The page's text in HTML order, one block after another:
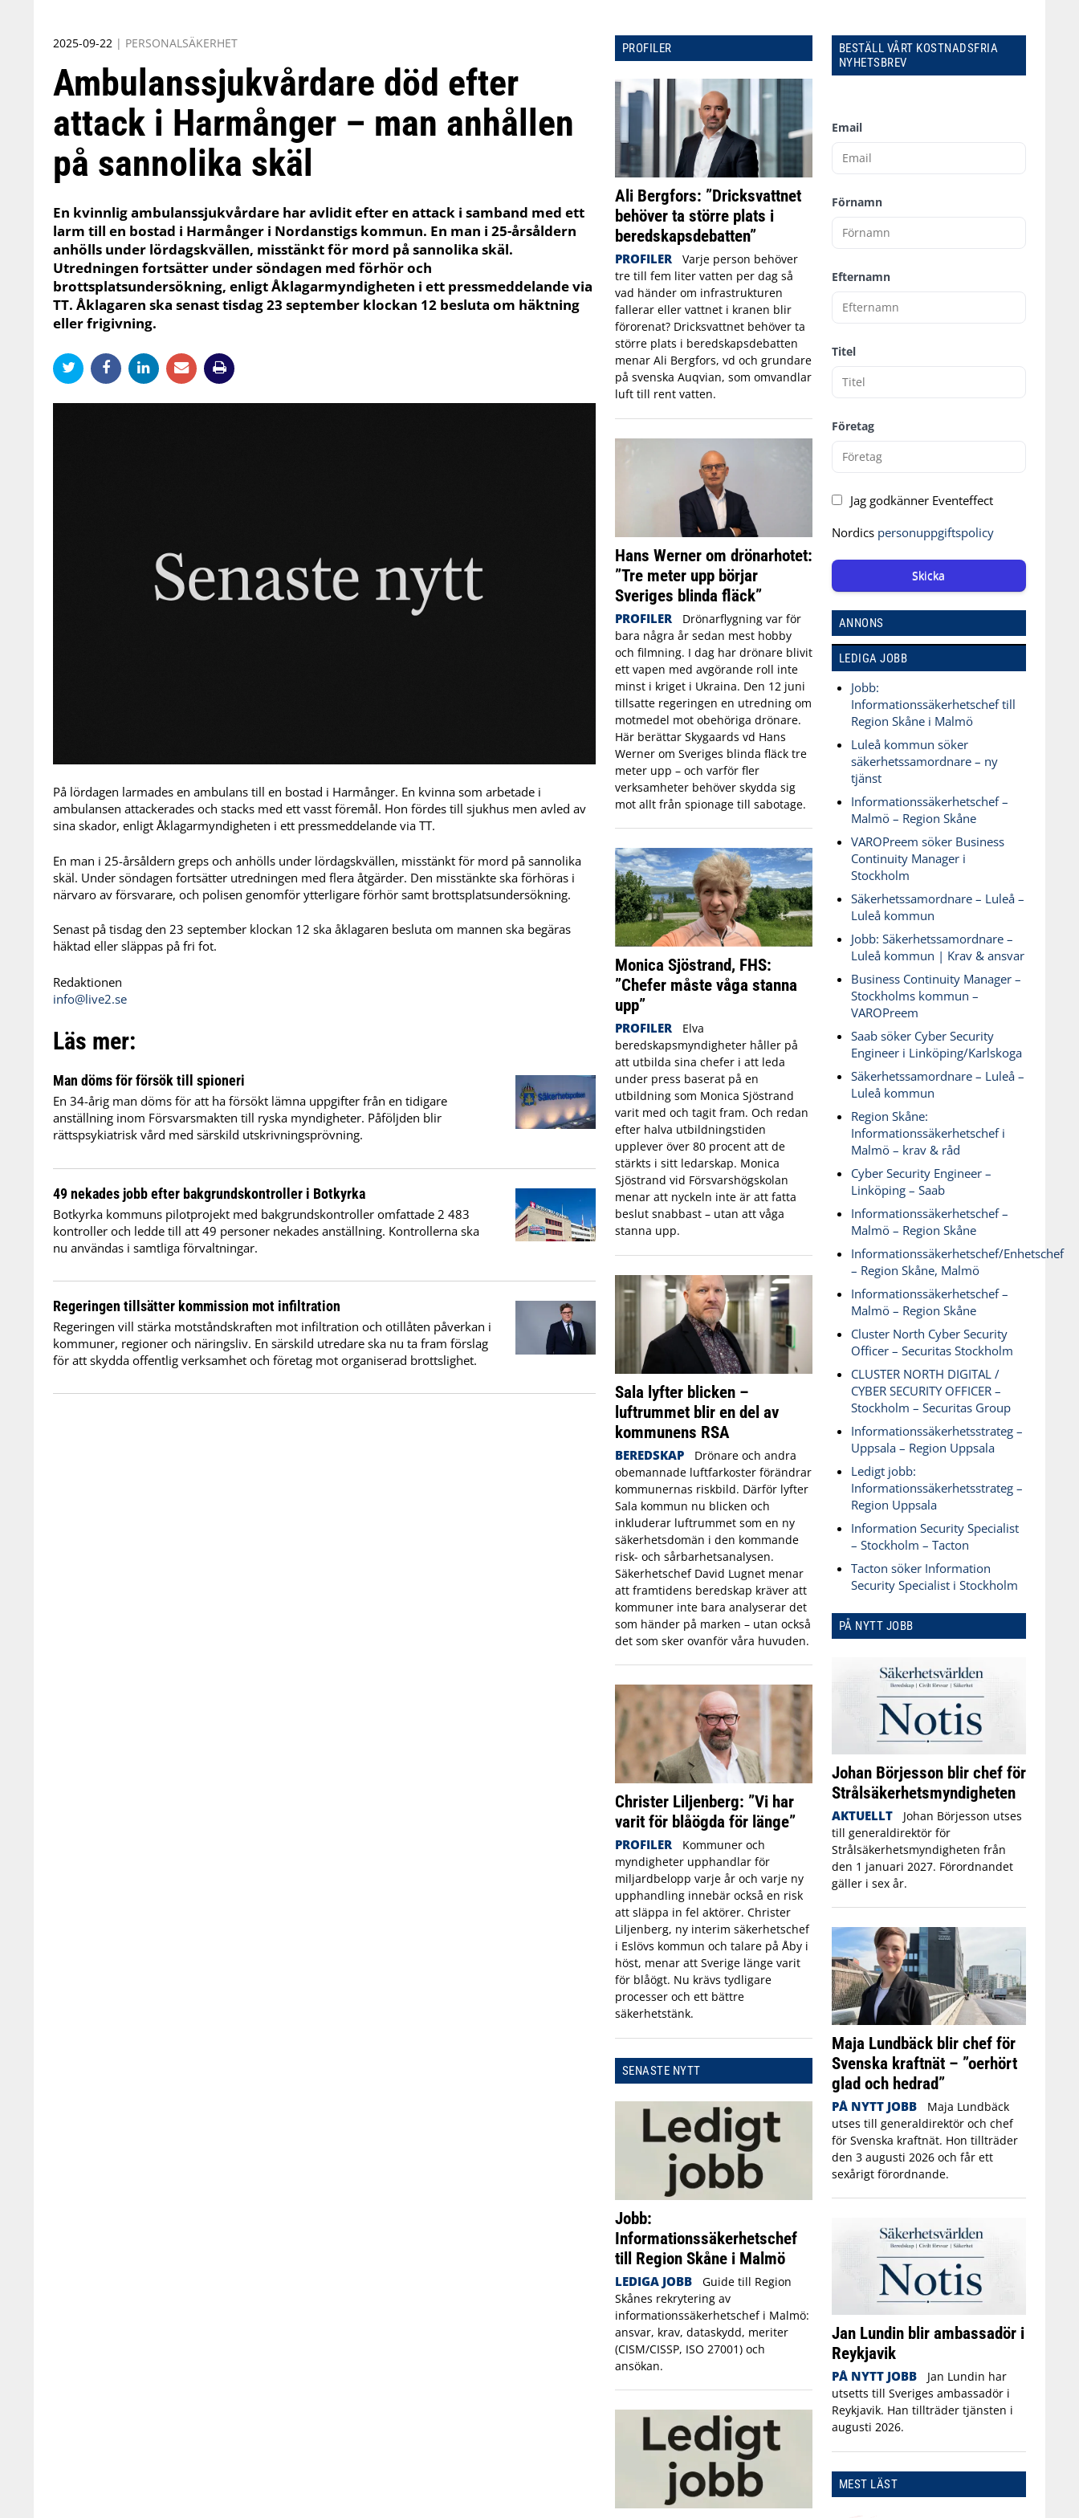
2025-09-22 | PERSONALSÄKERHET
Ambulanssjukvårdare död efter
attack i Harmånger – man anhållen
på sannolika skäl
En kvinnlig ambulanssjukvårdare har avlidit efter en attack i samband med ett
larm till en bostad i Harmånger i Nordanstigs kommun. En man i 25-årsåldern
anhölls under lördagskvällen, misstänkt för mord på sannolika skäl.
Utredningen fortsätter under söndagen med förhör och
brottsplatsundersökning, enligt Åklagarmyndigheten i ett pressmeddelande via
TT. Åklagaren ska senast tisdag 23 september klockan 12 besluta om häktning
eller frigivning.
På lördagen larmades en ambulans till en bostad i Harmånger. En kvinna som arbetade i
ambulansen attackerades och stacks med ett vasst föremål. Hon fördes till sjukhus men avled av
sina skador, enligt Åklagarmyndigheten i ett pressmeddelande via TT.
En man i 25-årsåldern greps och anhölls under lördagskvällen, misstänkt för mord på sannolika
skäl. Under söndagen fortsätter utredningen med flera åtgärder. Den misstänkte ska förhöras i
närvaro av försvarare, och polisen genomför ytterligare förhör samt brottsplatsundersökning.
Senast på tisdag den 23 september klockan 12 ska åklagaren besluta om mannen ska begäras
häktad eller släppas på fri fot.
Redaktionen
info@live2.se
Läs mer:
Man döms för försök till spioneri
En 34-årig man döms för att ha försökt lämna uppgifter från en tidigare
anställning inom Försvarsmakten till ryska myndigheter. Påföljden blir
rättspsykiatrisk vård med särskild utskrivningsprövning.
49 nekades jobb efter bakgrundskontroller i Botkyrka
Botkyrka kommuns pilotprojekt med bakgrundskontroller omfattade 2 483
kontroller och ledde till att 49 personer nekades anställning. Kontrollerna ska
nu användas i samtliga förvaltningar.
Regeringen tillsätter kommission mot infiltration
Regeringen vill stärka motståndskraften mot infiltration och otillåten påverkan i
kommuner, regioner och näringsliv. En särskild utredare ska nu ta fram förslag
för att skydda offentlig verksamhet och företag mot organiserad brottslighet.
PROFILER
Ali Bergfors: ”Dricksvattnet
behöver ta större plats i
beredskapsdebatten”
PROFILER
Varje person behöver
tre till fem liter vatten per dag så
vad händer om infrastrukturen
fallerar eller vattnet i kranen blir
förorenat? Dricksvattnet behöver ta
större plats i beredskapsdebatten
menar Ali Bergfors, vd och grundare
på svenska Auqvian, som omvandlar
luft till rent vatten.
Hans Werner om drönarhotet:
”Tre meter upp börjar
Sveriges blinda fläck”
PROFILER
Drönarflygning var för
bara några år sedan mest hobby
och filmning. I dag har drönare blivit
ett vapen med avgörande roll inte
minst i kriget i Ukraina. Den 12 juni
tillsatte regeringen en utredning om
motmedel mot obehöriga drönare.
Här berättar Skygaards vd Hans
Werner om Sveriges blinda fläck tre
meter upp – och varför fler
verksamheter behöver skydda sig
mot allt från spionage till sabotage.
Monica Sjöstrand, FHS:
”Chefer måste våga stanna
upp”
PROFILER
Elva
beredskapsmyndigheter håller på
att utbilda sina chefer i att leda
under press baserat på en
utbildning som Monica Sjöstrand
varit med och tagit fram. Och redan
efter halva utbildningstiden
upplever över 80 procent att de
stärkts i sitt ledarskap. Monica
Sjöstrand vid Försvarshögskolan
menar att nyckeln inte är att fatta
beslut snabbast – utan att våga
stanna upp.
Sala lyfter blicken –
luftrummet blir en del av
kommunens RSA
BEREDSKAP
Drönare och andra
obemannade luftfarkoster förändrar
kommunernas riskbild. Därför lyfter
Sala kommun nu blicken och
inkluderar luftrummet som en ny
säkerhetsdomän i den kommande
risk- och sårbarhetsanalysen.
Säkerhetschef David Lugnet menar
att framtidens beredskap kräver att
kommuner inte bara analyserar det
som händer på marken – utan också
det som sker ovanför våra huvuden.
Christer Liljenberg: ”Vi har
varit för blåögda för länge”
PROFILER
Kommuner och
myndigheter upphandlar för
miljardbelopp varje år och varje ny
upphandling innebär också en risk
att släppa in fel aktörer. Christer
Liljenberg, ny interim säkerhetschef
i Eslövs kommun och talare på Åby i
höst, menar att Sverige länge varit
för blåögt. Nu krävs tydligare
processer och ett bättre
säkerhetstänk.
SENASTE NYTT
Jobb:
Informationssäkerhetschef
till Region Skåne i Malmö
LEDIGA JOBB
Guide till Region
Skånes rekrytering av
informationssäkerhetschef i Malmö:
ansvar, krav, dataskydd, meriter
(CISM/CISSP, ISO 27001) och
ansökan.
BESTÄLL VÅRT KOSTNADSFRIA
NYHETSBREV
Email
Förnamn
Efternamn
Titel
Företag
Jag godkänner Eventeffect
Nordics personuppgiftspolicy
Skicka
ANNONS
LEDIGA JOBB
Jobb:
Informationssäkerhetschef till
Region Skåne i Malmö
Luleå kommun söker
säkerhetssamordnare – ny
tjänst
Informationssäkerhetschef –
Malmö – Region Skåne
VAROPreem söker Business
Continuity Manager i
Stockholm
Säkerhetssamordnare – Luleå –
Luleå kommun
Jobb: Säkerhetssamordnare –
Luleå kommun | Krav & ansvar
Business Continuity Manager –
Stockholms kommun –
VAROPreem
Saab söker Cyber Security
Engineer i Linköping/Karlskoga
Säkerhetssamordnare – Luleå –
Luleå kommun
Region Skåne:
Informationssäkerhetschef i
Malmö – krav & råd
Cyber Security Engineer –
Linköping – Saab
Informationssäkerhetschef –
Malmö – Region Skåne
Informationssäkerhetschef/Enhetschef
– Region Skåne, Malmö
Informationssäkerhetschef –
Malmö – Region Skåne
Cluster North Cyber Security
Officer – Securitas Stockholm
CLUSTER NORTH DIGITAL /
CYBER SECURITY OFFICER –
Stockholm – Securitas Group
Informationssäkerhetsstrateg –
Uppsala – Region Uppsala
Ledigt jobb:
Informationssäkerhetsstrateg –
Region Uppsala
Information Security Specialist
– Stockholm – Tacton
Tacton söker Information
Security Specialist i Stockholm
PÅ NYTT JOBB
Johan Börjesson blir chef för
Strålsäkerhetsmyndigheten
AKTUELLT
Johan Börjesson utses
till generaldirektör för
Strålsäkerhetsmyndigheten från
den 1 januari 2027. Förordnandet
gäller i sex år.
Maja Lundbäck blir chef för
Svenska kraftnät – ”oerhört
glad och hedrad”
PÅ NYTT JOBB
Maja Lundbäck
utses till generaldirektör och chef
för Svenska kraftnät. Hon tillträder
den 3 augusti 2026 och får ett
sexårigt förordnande.
Jan Lundin blir ambassadör i
Reykjavik
PÅ NYTT JOBB
Jan Lundin har
utsetts till Sveriges ambassadör i
Reykjavik. Han tillträder tjänsten i
augusti 2026.
MEST LÄST